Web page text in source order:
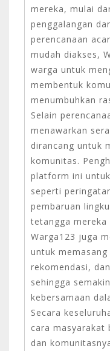
mereka, mulai
penggalangan
perencanaan
mudah diakses,
warga untuk
membentuk
menumbuhkan
Selain
menawarkan
dirancang untuk
komunitas.
platform ini
seperti
pembaruan
tetangga mereka
Warga123 juga
untuk
rekomendasi,
sehingga
kebersamaan
Secara
cara masyarakat
dan